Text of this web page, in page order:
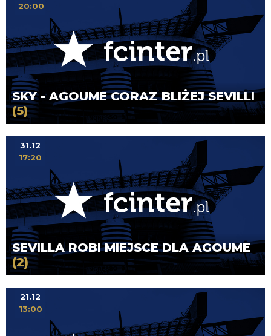
SKY - AGOUME CORAZ BLIŻEJ SEVILLI
(5)
20:00
SEVILLA ROBI MIEJSCE DLA AGOUME
(2)
31.12
17:20
21.12
13:00